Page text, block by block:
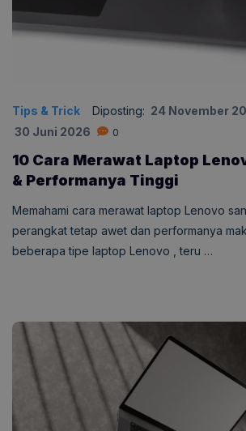
Tips & Trick Diposting: 24 November
30 Juni 2026
0
10 Cara Merawat Laptop
& Performanya Tinggi
Memahami cara merawat laptop Lenovo
perangkat tetap awet dan performanya
beberapa tipe laptop Lenovo , teru …